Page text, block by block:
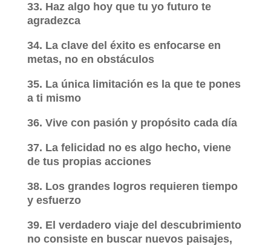
33. Haz algo hoy que tu yo futuro te
agradezca
34. La clave del éxito es enfocarse en
metas, no en obstáculos
35. La única limitación es la que te pones
a ti mismo
36. Vive con pasión y propósito cada día
37. La felicidad no es algo hecho, viene
de tus propias acciones
38. Los grandes logros requieren tiempo
y esfuerzo
39. El verdadero viaje del descubrimiento
no consiste en buscar nuevos paisajes,